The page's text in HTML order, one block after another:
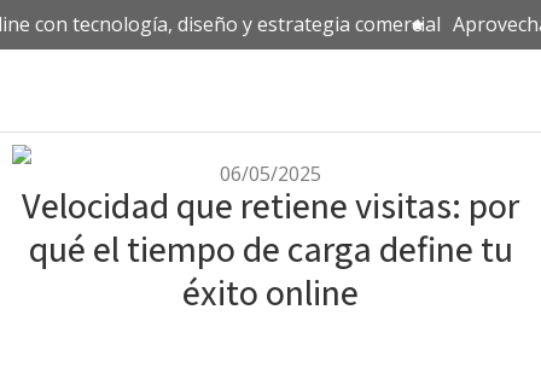
con tecnología, diseño y estrategia comercial
06/05/2025
Velocidad que retiene visitas: por
qué el tiempo de carga define tu
éxito online